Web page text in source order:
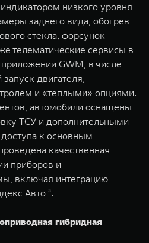
низкого уровня
заднего вида, обогрев
стекла, форсунок
телематические сервисы в
GWM, в числе
двигателя,
и «теплыми» опциями.
автомобили оснащены
ТСУ и дополнительными
к основным
качественная
приборов и
включая интеграцию
Авто ³.
гибридная